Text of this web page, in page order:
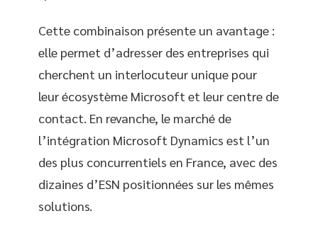
Cette combinaison présente un avantage :
elle permet d’adresser des entreprises qui
cherchent un interlocuteur unique pour
leur écosystème Microsoft et leur centre de
contact. En revanche, le marché de
l’intégration Microsoft Dynamics est l’un
des plus concurrentiels en France, avec des
dizaines d’ESN positionnées sur les mêmes
solutions.